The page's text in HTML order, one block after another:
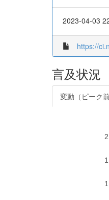
2023-04-03
https://
言及状況
変動（ピーク前